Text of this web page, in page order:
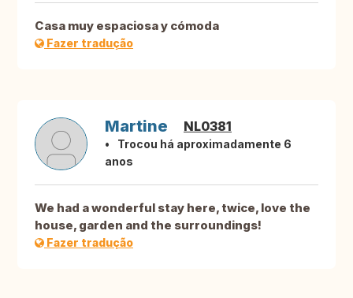
Casa muy espaciosa y cómoda
Fazer tradução
Martine NL0381
Trocou há aproximadamente 6
anos
We had a wonderful stay here, twice, love the
house, garden and the surroundings!
Fazer tradução